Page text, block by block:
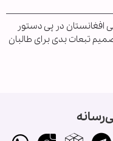
افغانستان در پی دستور
تبعات بدی برای طالبان